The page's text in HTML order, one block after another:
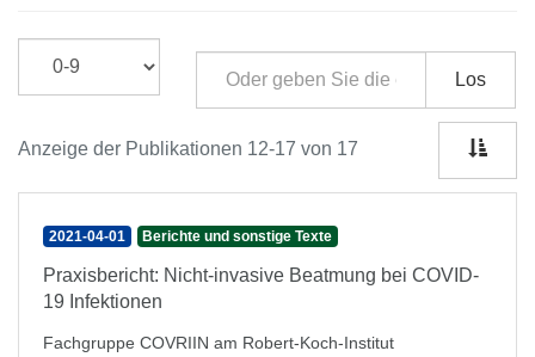
Los
Anzeige der Publikationen 12-17 von 17
2021-04-01 Berichte und sonstige Texte
Praxisbericht: Nicht-invasive Beatmung bei COVID-
19 Infektionen
Fachgruppe COVRIIN am Robert-Koch-Institut